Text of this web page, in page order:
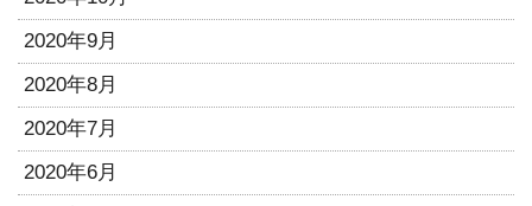
2020年9月
2020年8月
2020年7月
2020年6月